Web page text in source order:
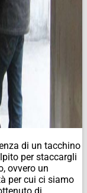
di un tacchino
per staccargli
ovvero un
per cui ci siamo
di